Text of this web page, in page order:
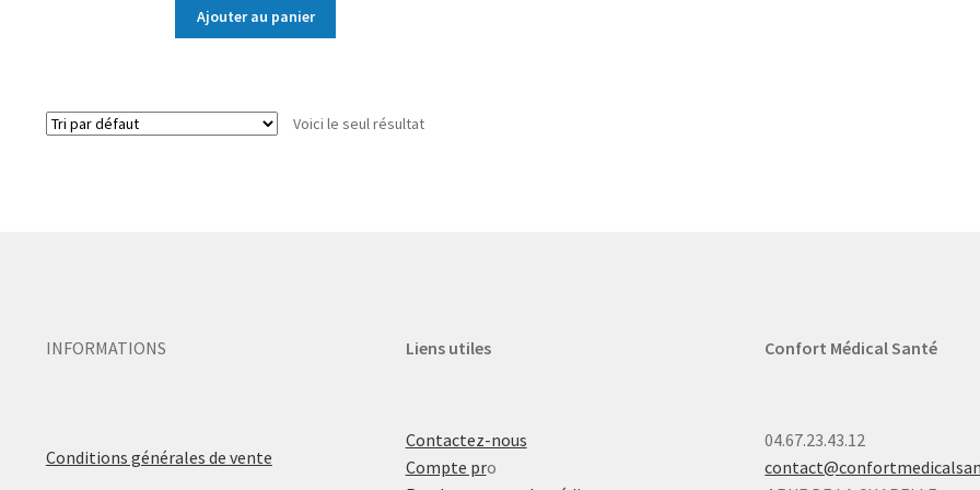
Ajouter au panier
Voici le seul résultat
INFORMATIONS
Conditions générales de vente
Liens utiles
Contactez-nous
Compte pro
Confort Médical Santé
04.67.23.43.12